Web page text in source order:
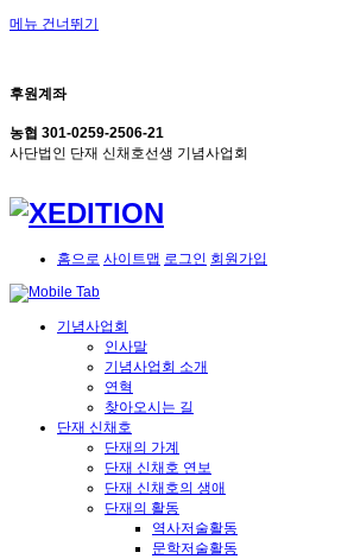
메뉴 건너뛰기
후원계좌
농협 301-0259-2506-21
사단법인 단재 신채호선생 기념사업회
홈으로 사이트맵 로그인 회원가입
기념사업회
인사말
기념사업회 소개
연혁
찾아오시는 길
단재 신채호
단재의 가계
단재 신채호 연보
단재 신채호의 생애
단재의 활동
역사저술활동
문학저술활동
Sketchbook5, 스케치북5
Sketchbook5, 스케치북5